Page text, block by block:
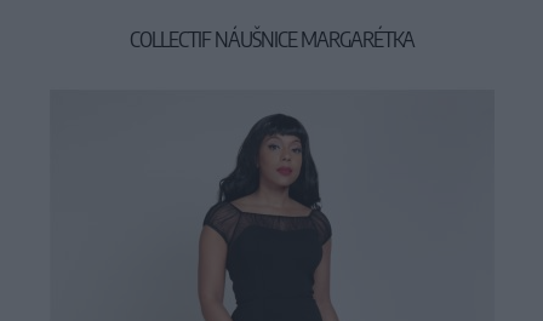
COLLECTIF NÁUŠNICE MARGARÉTKA